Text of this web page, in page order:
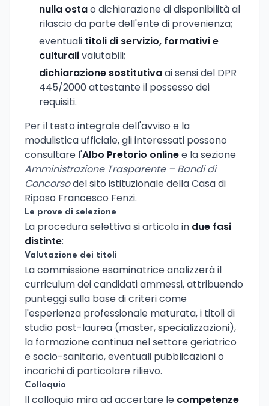
nulla ostao dichiarazione di disponibilità al
rilascio da parte dell'ente di provenienza;
eventuali titoli di servizio, formativi e
culturalivalutabili;
dichiarazione sostitutivaai sensi del DPR
445/2000 attestante il possesso dei
requisiti.
Per il testo integrale dell'avviso e la
modulistica ufficiale, gli interessati possono
consultare l'Albo Pretorio onlinee la sezione
Amministrazione Trasparente – Bandi di
Concorsodel sito istituzionale della Casa di
Riposo Francesco Fenzi.
Le prove di selezione
La procedura selettiva si articola in due fasi
distinte:
Valutazione dei titoli
La commissione esaminatrice analizzerà il
curriculum dei candidati ammessi, attribuendo
punteggi sulla base di criteri come
l'esperienza professionale maturata, i titoli di
studio post-laurea (master, specializzazioni),
la formazione continua nel settore geriatrico
e socio-sanitario, eventuali pubblicazioni o
incarichi di particolare rilievo.
Colloquio
Il colloquio mira ad accertare le competenze